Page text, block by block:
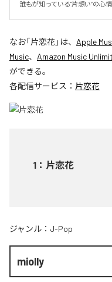
誰もが知っている"片想い”の心
なお「片恋花」は、 Apple
Music、 Amazon Music
ができる。
各配信サービス： 片恋花
1 ： 片恋花
ジャンル： J-Pop
miolly